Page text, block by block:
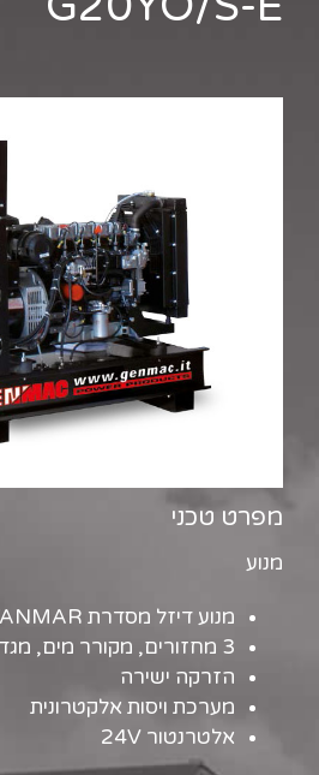
מפרט טכני
מנוע
מנוע דיזל מסדרת YANMAR
3 מחזורים, מקורר מים, מגדש טורבו
הזרקה ישירה
מערכת ויסות אלקטרונית
אלטרנטור 24V